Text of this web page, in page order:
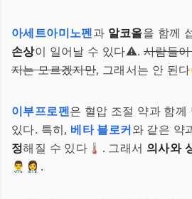
아세트아미노펜과 알코올을 함께
손상이 일어날 수 있다⚠️.사람들
지는 모르겠지만, 그래서는 안 된
이부프로펜은 혈압 조절 약과 함
있다. 특히, 베타 블로커와 같은 약
정해질 수 있다🌡️. 그래서 의사와
👨‍⚕️👩‍⚕️.